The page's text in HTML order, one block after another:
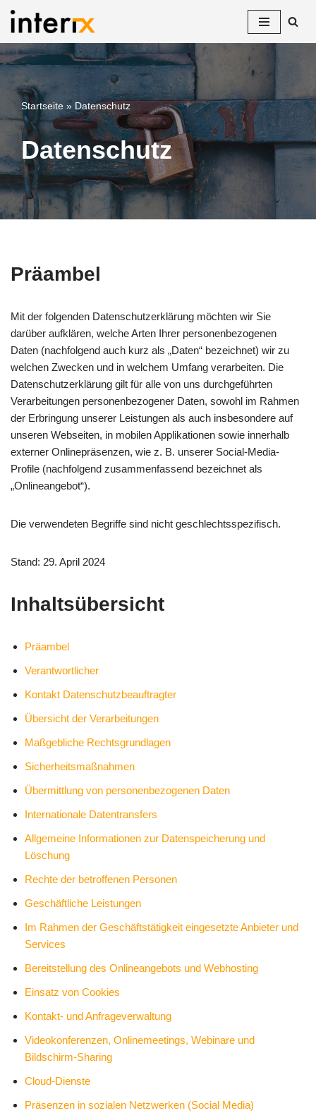
Inhalt
springen
Startseite » Datenschutz
Datenschutz
Präambel
Mit der folgenden Datenschutzerklärung möchten wir Sie
darüber aufklären, welche Arten Ihrer personenbezogenen
Daten (nachfolgend auch kurz als „Daten“ bezeichnet) wir zu
welchen Zwecken und in welchem Umfang verarbeiten. Die
Datenschutzerklärung gilt für alle von uns durchgeführten
Verarbeitungen personenbezogener Daten, sowohl im Rahmen
der Erbringung unserer Leistungen als auch insbesondere auf
unseren Webseiten, in mobilen Applikationen sowie innerhalb
externer Onlinepräsenzen, wie z. B. unserer Social-Media-
Profile (nachfolgend zusammenfassend bezeichnet als
„Onlineangebot“).
Die verwendeten Begriffe sind nicht geschlechtsspezifisch.
Stand: 29. April 2024
Inhaltsübersicht
Präambel
Verantwortlicher
Kontakt Datenschutzbeauftragter
Übersicht der Verarbeitungen
Maßgebliche Rechtsgrundlagen
Sicherheitsmaßnahmen
Übermittlung von personenbezogenen Daten
Internationale Datentransfers
Allgemeine Informationen zur Datenspeicherung und
Löschung
Rechte der betroffenen Personen
Geschäftliche Leistungen
Im Rahmen der Geschäftstätigkeit eingesetzte Anbieter und
Services
Bereitstellung des Onlineangebots und Webhosting
Einsatz von Cookies
Kontakt- und Anfrageverwaltung
Videokonferenzen, Onlinemeetings, Webinare und
Bildschirm-Sharing
Cloud-Dienste
Präsenzen in sozialen Netzwerken (Social Media)